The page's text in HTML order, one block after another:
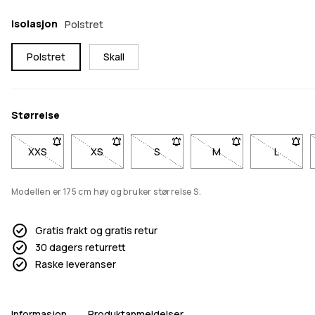
Isolasjon Polstret
Polstret Skall
Størrelse
XXS- Størrelse XXS er ikke tilgjengelig. Klikk for å bli varslet når
XS- Størrelse XS er ikke tilgjengelig. Klikk for å bli
S- Størrelse S er ikke tilgjengelig.
M- Størrelse M er ikke
L-
Modellen er 175 cm høy og bruker størrelse S.
Gratis frakt og gratis retur
30 dagers returrett
Raske leveranser